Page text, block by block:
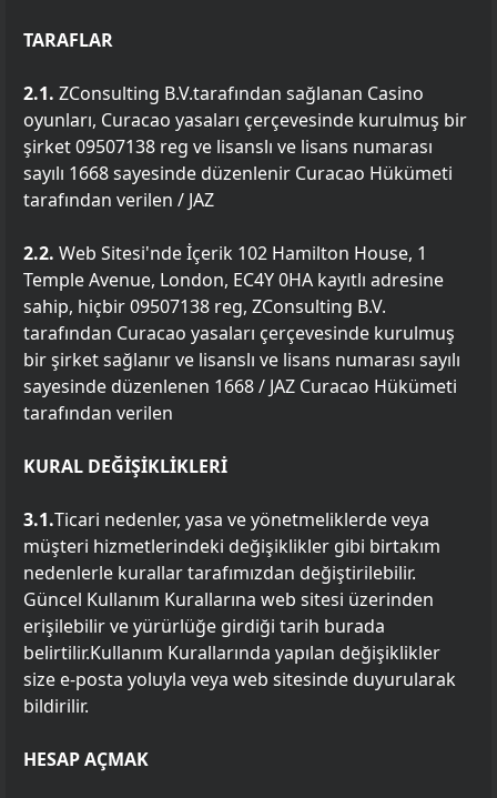
TARAFLAR
2.1. ZConsulting B.V.tarafından sağlanan Casino
oyunları, Curacao yasaları çerçevesinde kurulmuş bir
şirket 09507138 reg ve lisanslı ve lisans numarası
sayılı 1668 sayesinde düzenlenir Curacao Hükümeti
tarafından verilen / JAZ
2.2. Web Sitesi'nde İçerik 102 Hamilton House, 1
Temple Avenue, London, EC4Y 0HA kayıtlı adresine
sahip, hiçbir 09507138 reg, ZConsulting B.V.
tarafından Curacao yasaları çerçevesinde kurulmuş
bir şirket sağlanır ve lisanslı ve lisans numarası sayılı
sayesinde düzenlenen 1668 / JAZ Curacao Hükümeti
tarafından verilen
KURAL DEĞİŞİKLİKLERİ
3.1.Ticari nedenler, yasa ve yönetmeliklerde veya
müşteri hizmetlerindeki değişiklikler gibi birtakım
nedenlerle kurallar tarafımızdan değiştirilebilir.
Güncel Kullanım Kurallarına web sitesi üzerinden
erişilebilir ve yürürlüğe girdiği tarih burada
belirtilir.Kullanım Kurallarında yapılan değişiklikler
size e-posta yoluyla veya web sitesinde duyurularak
bildirilir.
HESAP AÇMAK